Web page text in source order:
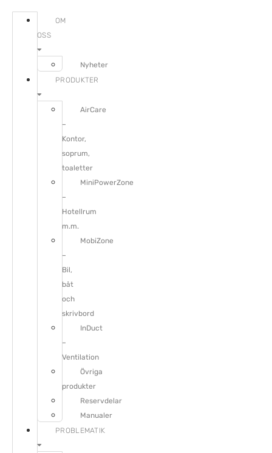
OM
OSS
Nyheter
PRODUKTER
AirCare
–
Kontor,
soprum,
toaletter
MiniPowerZone
–
Hotellrum
m.m.
MobiZone
–
Bil,
båt
och
skrivbord
InDuct
–
Ventilation
Övriga
produkter
Reservdelar
Manualer
PROBLEMATIK